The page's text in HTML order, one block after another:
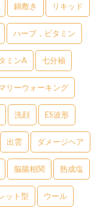
鍋敷き リキッド
ハーブ，ビタミン
ミンA 七分袖
リーウォーキング
洗顔 ES波形
出雲 ダメージヘア
脳腸相関 熟成塩
ット型 ウール